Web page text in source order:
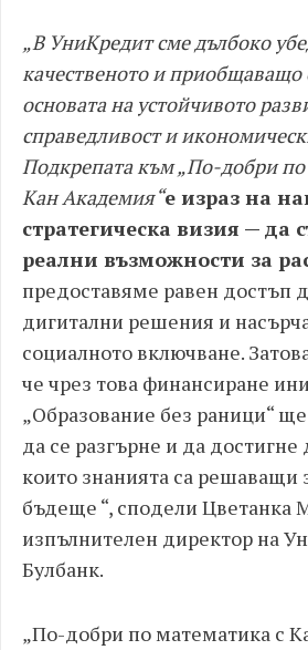
„В УниКредит сме дълбоко
качественото и приобщаващо
основата на устойчивото
справедливост и
Подкрепата към „По-добри
Кан Академия“е израз на
стратегическа визия — да
реални възможности за
предоставяме равен достъп
дигитални решения и
социалното включване.
че чрез това финансиране
„Образование без раници“
да се разгърне и да достигне
които знанията са решаващи
бъдеще “, сподели Цветанка
изпълнителен директор на
Булбанк.
„По-добри по математика с